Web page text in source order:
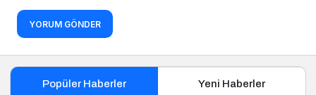
YORUM GÖNDER
Popüler Haberler Yeni Haberler